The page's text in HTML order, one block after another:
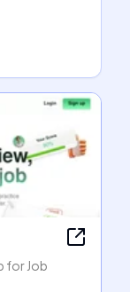
for Job